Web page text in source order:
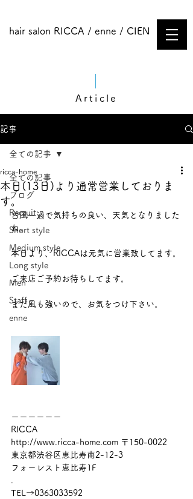
hair salon RICCA / enne / CIEN
Article
記事
全ての記事
ブログ
Recruit
Short style
Medium style​
Long style
Men
Staff
enne
全ての記事
本日(13日)より通常営業しておりま
す。
ricca-home
台風一過で気持ちの良い、天気となりました
ね。
本日より、RICCAは元気に営業致してます。
ご来店ご予約お待ちしてます。
まだ風も強いので、お気をつけ下さい。
ーーーーーー
RICCA
http://www.ricca-home.com 〒150-0022
東京都渋谷区恵比寿南2-12-3
フォーレスト恵比寿1F
.
TEL→0363033592